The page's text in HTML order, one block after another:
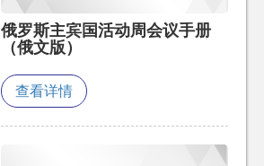
俄罗斯主宾国活动周会议手册
（俄文版）
查看详情